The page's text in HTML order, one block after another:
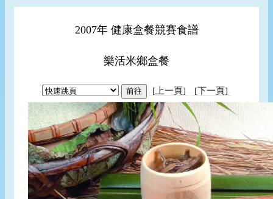
2007年 健康盒餐競賽食譜
樂活米鄉盒餐
[上一頁] [下一頁]